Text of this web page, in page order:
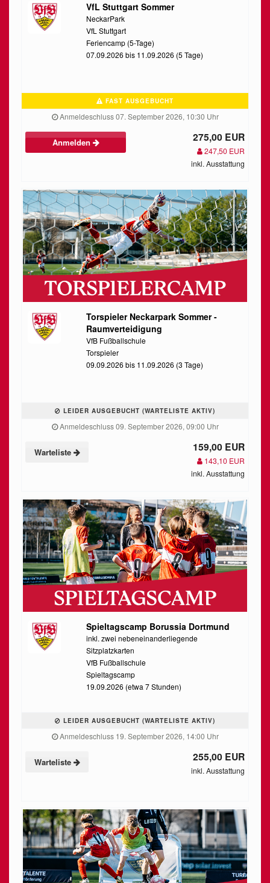
VfL Stuttgart Sommer
NeckarPark
VfL Stuttgart
Feriencamp (5-Tage)
07.09.2026 bis 11.09.2026 (5 Tage)
FAST AUSGEBUCHT
Anmeldeschluss 07. September 2026, 10:30 Uhr
Anmelden 275,00 EUR
247,50 EUR
inkl. Ausstattung
Torspieler Neckarpark Sommer -
Raumverteidigung
VfB Fußballschule
Torspieler
09.09.2026 bis 11.09.2026 (3 Tage)
LEIDER AUSGEBUCHT (WARTELISTE AKTIV)
Anmeldeschluss 09. September 2026, 09:00 Uhr
Warteliste 159,00 EUR
143,10 EUR
inkl. Ausstattung
Spieltagscamp Borussia Dortmund
inkl. zwei nebeneinanderliegende
Sitzplatzkarten
VfB Fußballschule
Spieltagscamp
19.09.2026 (etwa 7 Stunden)
LEIDER AUSGEBUCHT (WARTELISTE AKTIV)
Anmeldeschluss 19. September 2026, 14:00 Uhr
Warteliste 255,00 EUR
inkl. Ausstattung